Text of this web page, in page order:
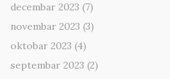
decembar 2023 (7)
novembar 2023 (3)
oktobar 2023 (4)
septembar 2023 (2)